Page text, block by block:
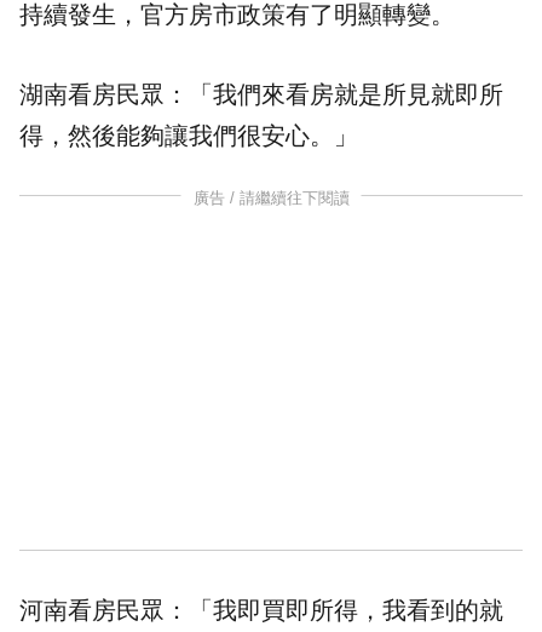
持續發生，官方房市政策有了明顯轉變。
湖南看房民眾：「我們來看房就是所見就即所
得，然後能夠讓我們很安心。」
廣告 / 請繼續往下閱讀
河南看房民眾：「我即買即所得，我看到的就